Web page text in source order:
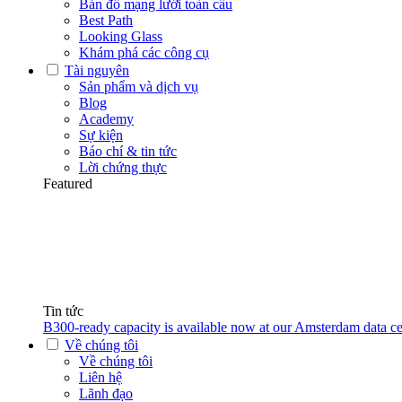
Bản đồ mạng lưới toàn cầu
Best Path
Looking Glass
Khám phá các công cụ
Tài nguyên
Sản phẩm và dịch vụ
Blog
Academy
Sự kiện
Báo chí & tin tức
Lời chứng thực
Featured
Tin tức
B300-ready capacity is available now at our Amsterdam data
Về chúng tôi
Về chúng tôi
Liên hệ
Lãnh đạo